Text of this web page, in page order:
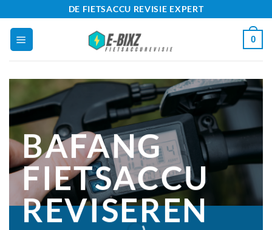
naar
inhoud
DE FIETSACCU REVISIE EXPERT
0
BAFANG
FIETSACCU
REVISEREN